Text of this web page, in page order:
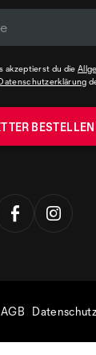
akzeptierst du die
AGB Datenschutz